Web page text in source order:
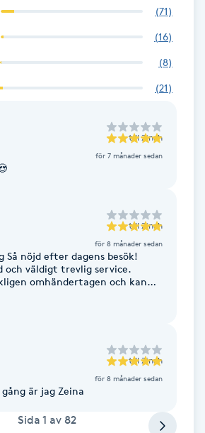
(71)
(16)
(8)
(21)
till Zinah
för 7 månader sedan
till Zinah
för 8 månader sedan
och väldigt trevlig service.
omhändertagen och kan
till Zinah
för 8 månader sedan
är jag Zeina
Sida 1 av 82